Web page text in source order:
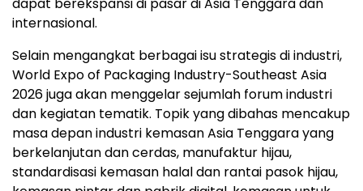
internasional.
Selain mengangkat berbagai isu strategis di industri,
World Expo of Packaging Industry-Southeast Asia
2026 juga akan menggelar sejumlah forum industri
dan kegiatan tematik. Topik yang dibahas mencakup
masa depan industri kemasan Asia Tenggara yang
berkelanjutan dan cerdas, manufaktur hijau,
standardisasi kemasan halal dan rantai pasok hijau,